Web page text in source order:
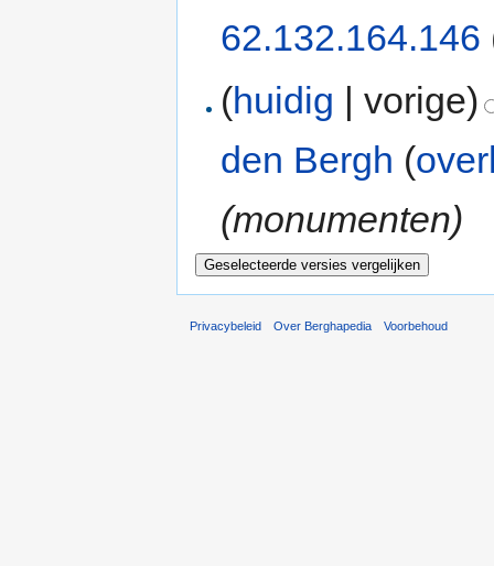
62.132.164.146
(huidig | vorige)
den Bergh (
(monumenten)
Privacybeleid Over Berghapedia Voorbehoud